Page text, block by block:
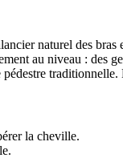
naturel des
au niveau : des
la cheville.